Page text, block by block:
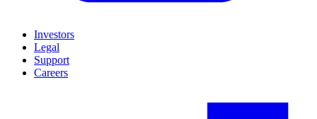
Investors
Legal
Support
Careers